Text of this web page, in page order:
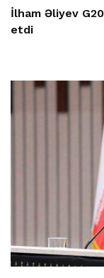
İlham Əliyev
etdi